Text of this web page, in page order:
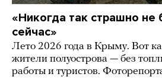
«Никогда так страшно не
сейчас»
Лето 2026 года в Крыму. Вот
жители полуострова — без
работы и туристов.